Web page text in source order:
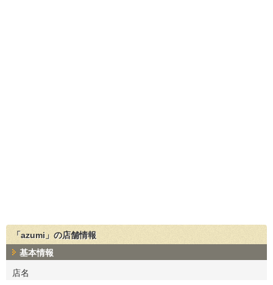
「azumi」の店舗情報
基本情報
店名